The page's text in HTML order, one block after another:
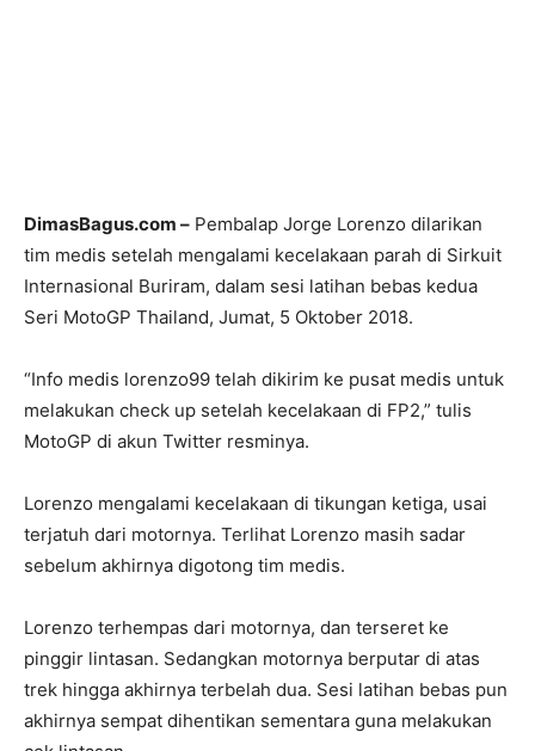
DimasBagus.com – Pembalap Jorge Lorenzo dilarikan
tim medis setelah mengalami kecelakaan parah di Sirkuit
Internasional Buriram, dalam sesi latihan bebas kedua
Seri MotoGP Thailand, Jumat, 5 Oktober 2018.
“Info medis lorenzo99 telah dikirim ke pusat medis untuk
melakukan check up setelah kecelakaan di FP2,” tulis
MotoGP di akun Twitter resminya.
Lorenzo mengalami kecelakaan di tikungan ketiga, usai
terjatuh dari motornya. Terlihat Lorenzo masih sadar
sebelum akhirnya digotong tim medis.
Lorenzo terhempas dari motornya, dan terseret ke
pinggir lintasan. Sedangkan motornya berputar di atas
trek hingga akhirnya terbelah dua. Sesi latihan bebas pun
akhirnya sempat dihentikan sementara guna melakukan